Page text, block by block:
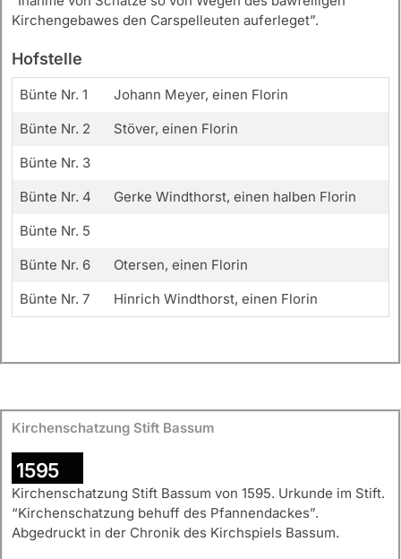
Kirchengebawes den Carspelleuten auferleget”.
Hofstelle
Bünte Nr. 1
Johann Meyer, einen Florin
Bünte Nr. 2
Stöver, einen Florin
Bünte Nr. 3
Bünte Nr. 4
Gerke Windthorst, einen halben Florin
Bünte Nr. 5
Bünte Nr. 6
Otersen, einen Florin
Bünte Nr. 7
Hinrich Windthorst, einen Florin
Kirchenschatzung Stift Bassum
1595
Kirchenschatzung Stift Bassum von 1595. Urkunde im Stift.
“Kirchenschatzung behuff des Pfannendackes”.
Abgedruckt in der Chronik des Kirchspiels Bassum.